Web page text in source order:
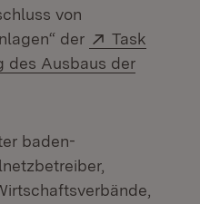
von
der
Extern:
Task
des Ausbaus der
baden-